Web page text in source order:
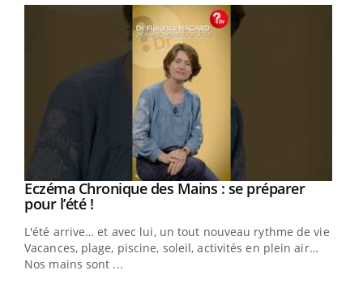
Youtube
Eczéma Chronique des Mains : se préparer
pour l’été !Youtube
L'été arrive… et avec lui, un tout nouveau rythme de vie !
Vacances, plage, piscine, soleil, activités en plein air…
Nos mains sont ...